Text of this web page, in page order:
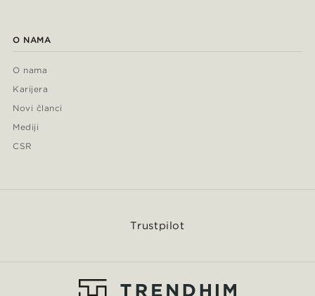
O NAMA
O nama
Karijera
Novi članci
Mediji
CSR
Trustpilot